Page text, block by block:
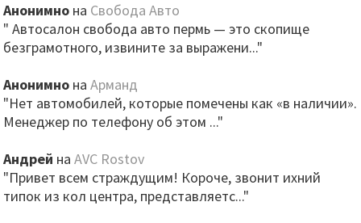
Анонимно на Свобода Авто
" Автосалон свобода авто пермь — это скопище
безграмотного, извините за выражени..."
Анонимно наАрманд
"Нет автомобилей, которые помечены как «в наличии».
Менеджер по телефону об этом ..."
Андрей наAVC Rostov
"Привет всем страждущим! Короче, звонит ихний
типок из кол центра, представляетс..."